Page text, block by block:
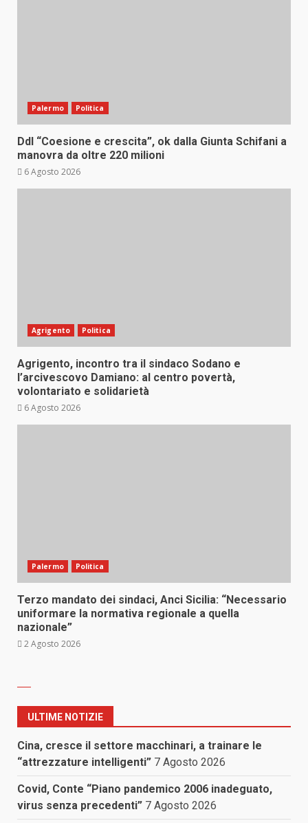
Palermo Politica
Ddl “Coesione e crescita”, ok dalla Giunta Schifani a
manovra da oltre 220 milioni
6 Agosto 2026
Agrigento Politica
Agrigento, incontro tra il sindaco Sodano e
l’arcivescovo Damiano: al centro povertà,
volontariato e solidarietà
6 Agosto 2026
Palermo Politica
Terzo mandato dei sindaci, Anci Sicilia: “Necessario
uniformare la normativa regionale a quella
nazionale”
2 Agosto 2026
ULTIME NOTIZIE
Cina, cresce il settore macchinari, a trainare le
“attrezzature intelligenti” 7 Agosto 2026
Covid, Conte “Piano pandemico 2006 inadeguato,
virus senza precedenti” 7 Agosto 2026